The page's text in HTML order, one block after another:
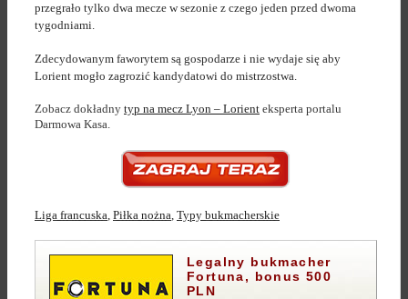
przegrało tylko dwa mecze w sezonie z czego jeden przed dwoma
tygodniami.
Zdecydowanym faworytem są gospodarze i nie wydaje się aby
Lorient mogło zagrozić kandydatowi do mistrzostwa.
Zobacz dokładny typ na mecz Lyon – Lorient eksperta portalu
Darmowa Kasa.
Liga francuska, Piłka nożna, Typy bukmacherskie
Legalny bukmacher
Fortuna, bonus 500
PLN